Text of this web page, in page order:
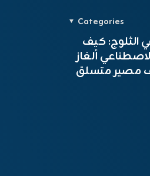
Categories
الثلوج: كيف
ألغاز
مصير متسلق